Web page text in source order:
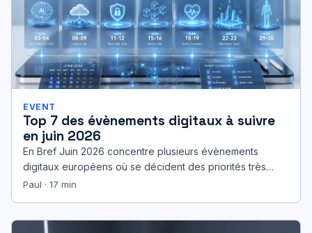
EVENT
Top 7 des évènements digitaux à suivre
en juin 2026
En Bref Juin 2026 concentre plusieurs évènements
digitaux européens où se décident des priorités très
concrètes : levées, partenariats, roadmaps…
Paul · 17 min